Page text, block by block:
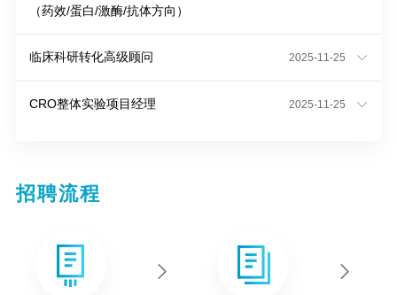
（药效/蛋白/激酶/抗体方向）
临床科研转化高级顾问 2025-11-25
CRO整体实验项目经理 2025-11-25
招聘流程